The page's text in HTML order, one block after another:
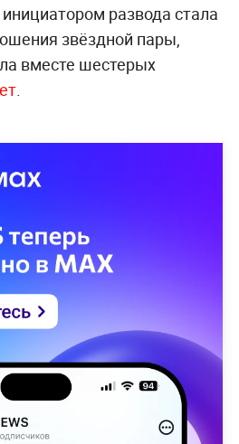
развода стала
звёздной пары,
вместе шестерых
.